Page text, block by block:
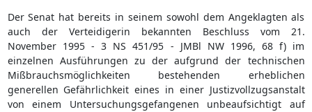
Der Senat hat bereits in seinem sowohl dem Angeklagten als
auch der Verteidigerin bekannten Beschluss vom 21.
November 1995 - 3 NS 451/95 - JMBl NW 1996, 68 f) im
einzelnen Ausführungen zu der aufgrund der technischen
Mißbrauchsmöglichkeiten bestehenden erheblichen
generellen Gefährlichkeit eines in einer Justizvollzugsanstalt
von einem Untersuchungsgefangenen unbeaufsichtigt auf